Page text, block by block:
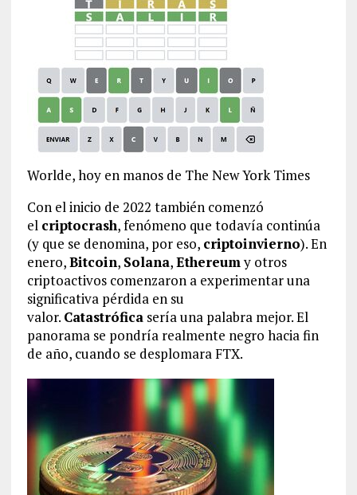
Worlde, hoy en manos de The New York Times
Con el inicio de 2022 también comenzó
el criptocrash, fenómeno que todavía continúa
(y que se denomina, por eso, criptoinvierno). En
enero,Bitcoin, Solana,Ethereumy otros
criptoactivos comenzaron a experimentar una
significativa pérdida en su
valor. Catastróficasería una palabra mejor. El
panorama se pondría realmente negro hacia fin
de año, cuando se desplomara FTX.